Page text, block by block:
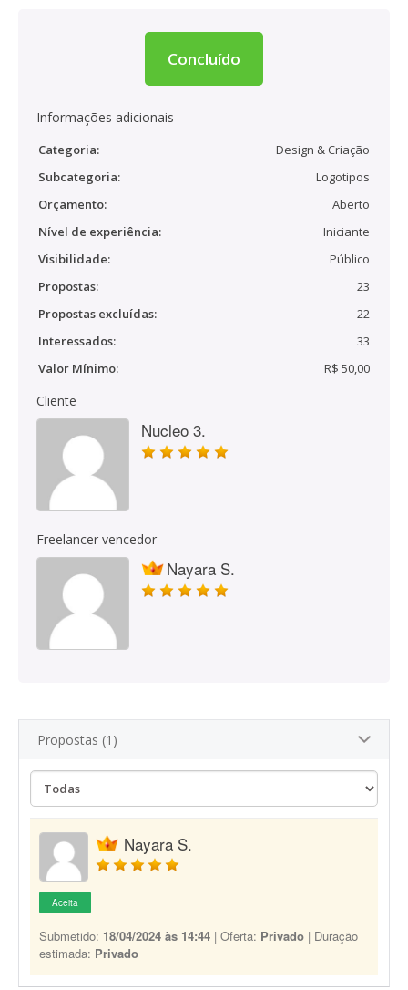
Concluído
Informações adicionais
Categoria:
Design & Criação
Subcategoria:
Logotipos
Orçamento:
Aberto
Nível de experiência:
Iniciante
Visibilidade:
Público
Propostas:
23
Propostas excluídas:
22
Interessados:
33
Valor Mínimo:
R$ 50,00
Cliente
Nucleo 3.
Freelancer vencedor
Nayara S.
Propostas (1)
Nayara S.
Aceita
Submetido: 18/04/2024 às 14:44 | Oferta: Privado | Duração
estimada: Privado